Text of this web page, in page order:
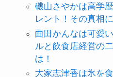
磯山さやかは高学
レント！その真相に
曲田かんなは可愛
ルと飲食店経営の
は！
大家志津香は氷を